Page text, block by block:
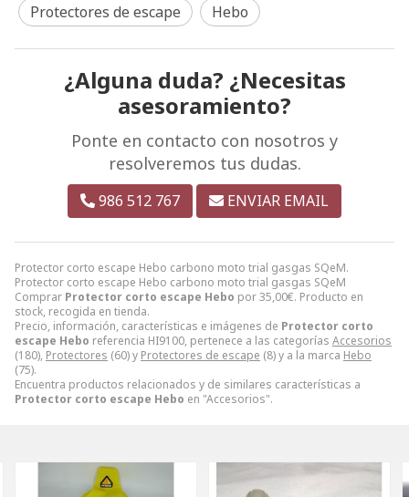
Protector corto escape Hebo carbono moto trial gasgas SQeM.
Protector corto escape Hebo carbono moto trial gasgas SQeM
Comprar Protector corto escape Hebo por35,00€. Producto en
stock, recogida en tienda.
Precio, información, características e imágenes de Protector corto
escape Hebo referencia HI9100, pertenece a las categorías Accesorios
(180), Protectores (60) y Protectores de escape (8) y a la marca Hebo
(75).
Encuentra productos relacionados y de similares características a
Protector corto escape Hebo en "Accesorios".
Protectores de escape
Hebo
¿Alguna duda? ¿Necesitas
asesoramiento?
Ponte en contacto con nosotros y
resolveremos tus dudas.
986 512 767 ENVIAR EMAIL